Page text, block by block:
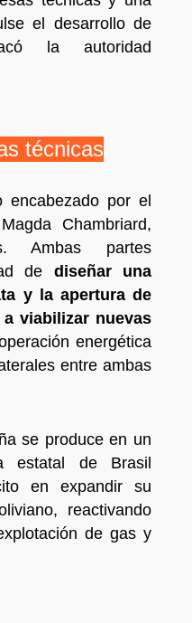
el desarrollo de
la autoridad
técnicas
encabezado por el
Chambriard,
Ambas partes
de diseñar una
y la apertura de
viabilizar nuevas
energética
entre ambas
se produce en un
estatal de Brasil
en expandir su
reactivando
de gas y